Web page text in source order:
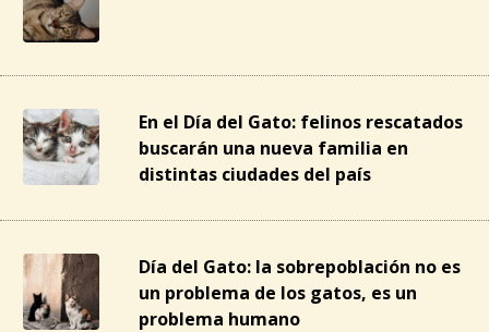
En el Día del Gato: felinos rescatados
buscarán una nueva familia en
distintas ciudades del país
Día del Gato: la sobrepoblación no es
un problema de los gatos, es un
problema humano